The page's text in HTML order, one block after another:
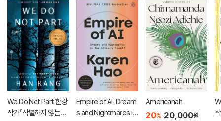
We Do Not Part 한강
작가『작별하지 않는다』
Empire of AI: Dream
s and Nightmares in
Americanah
20% 20,000원